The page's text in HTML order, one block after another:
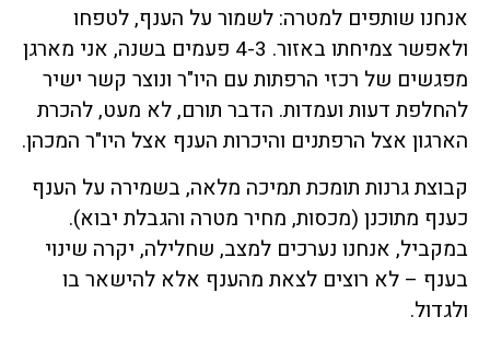
אנחנו שותפים למטרה: לשמור על הענף, לטפחו
ולאפשר צמיחתו באזור. 4-3 פעמים בשנה, אני מארגן
מפגשים של רכזי הרפתות עם היו"ר ונוצר קשר ישיר
להחלפת דעות ועמדות. הדבר תורם, לא מעט, להכרת
הארגון אצל הרפתנים והיכרות הענף אצל היו"ר המכהן.
קבוצת גרנות תומכת תמיכה מלאה, בשמירה על הענף
כענף מתוכנן (מכסות, מחיר מטרה והגבלת יבוא).
במקביל, אנחנו נערכים למצב, שחלילה, יקרה שינוי
בענף – לא רוצים לצאת מהענף אלא להישאר בו
ולגדול.